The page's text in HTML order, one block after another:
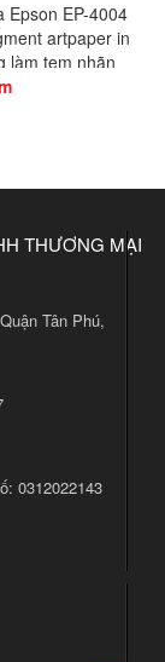
Epson EP-4004
artpaper in
làm tem nhãn
THƯƠNG MẠI
Tân Phú,
0312022143